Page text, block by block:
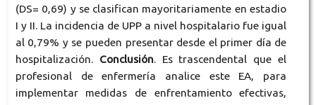
(DS= 0,69) y se clasifican mayoritariamente en estadio
I y II. La incidencia de UPP a nivel hospitalario fue igual
al 0,79% y se pueden presentar desde el primer día de
hospitalización. Conclusión. Es trascendental que el
profesional de enfermería analice este EA, para
implementar medidas de enfrentamiento efectivas,